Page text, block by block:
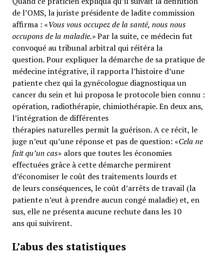
de l’OMS, la juriste présidente de ladite commission
affirma : «Vous vous occupez de la santé, nous nous
occupons de la maladie.»Par la suite, ce médecin fut
convoqué au tribunal arbitral qui réitéra la
question. Pour expliquer la démarche de sa pratique de
médecine intégrative, il rapporta l’histoire d’une
patiente chez qui la gynécologue diagnostiqua un
cancer du sein et lui proposa le protocole bien connu :
opération, radiothérapie, chimiothérapie. En deux ans,
l’intégration de différentes
thérapies naturelles permit la guérison. A ce récit, le
juge n’eut qu’une réponse et pas de question: «Cela ne
fait qu’un cas» alors que toutes les économies
effectuées grâce à cette démarche permirent
d’économiser le coût des traitements lourds et
de leurs conséquences, le coût d’arrêts de travail (la
patiente n’eut à prendre aucun congé maladie) et, en
sus, elle ne présenta aucune rechute dans les 10
ans qui suivirent.
L’abus des statistiques